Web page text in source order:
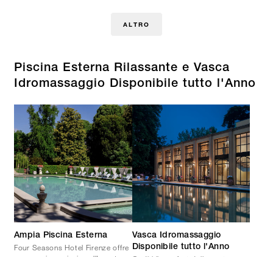
ALTRO
Piscina Esterna Rilassante e Vasca
Idromassaggio Disponibile tutto l'Anno
Ampia Piscina Esterna
Four Seasons Hotel Firenze offre
Vasca Idromassaggio
Disponibile tutto l'Anno